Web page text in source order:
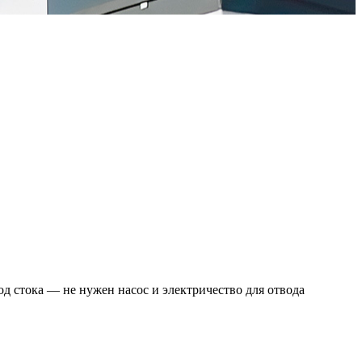
— не нужен насос и электричество для отвода